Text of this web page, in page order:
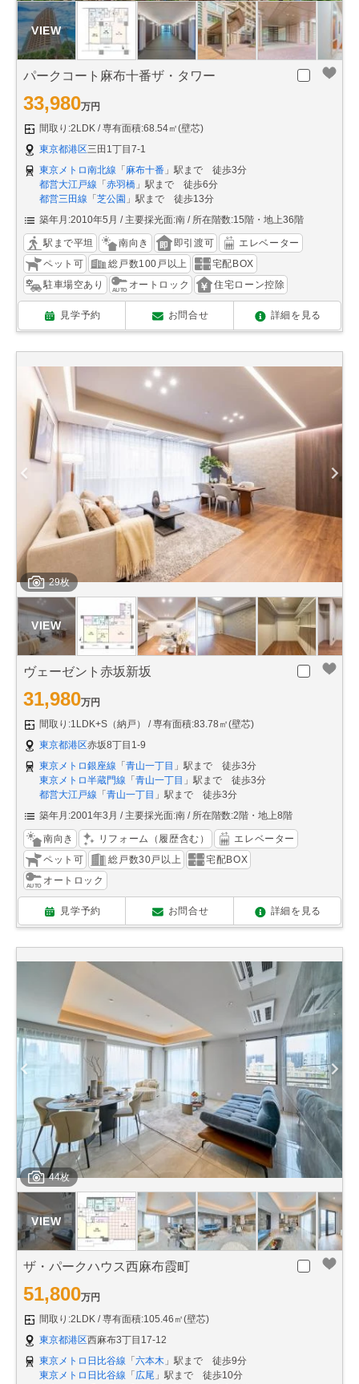
パークコート麻布十番ザ・タワー
33,980万円
間取り:2LDK
専有面積:68.54㎡(壁芯)
東京都港区三田1丁目7-1
東京メトロ南北線 「 麻布十番 」駅まで 徒歩3分
都営大江戸線 「 赤羽橋 」駅まで 徒歩6分
都営三田線 「 芝公園 」駅まで 徒歩13分
築年月:2010年5月
主要採光面:南 所在階数:15階・地上36階
駅まで平坦 南向き 即引渡可
エレベーター
ペット可
総戸数100戸以上
宅配BOX
駐車場空あり
オートロック 住宅ローン控除
見学予約 お問合せ 詳細を見る
29枚
ヴェーゼント赤坂新坂
31,980万円
間取り:1LDK+S（納戸）
専有面積:83.78㎡(壁芯)
東京都港区赤坂8丁目1-9
東京メトロ銀座線 「青山一丁目 」駅まで 徒歩3分
東京メトロ半蔵門線 「青山一丁目 」駅まで 徒歩3分
都営大江戸線 「青山一丁目 」駅まで 徒歩3分
築年月:2001年3月
主要採光面:南 所在階数:2階・地上8階
南向き リフォーム（履歴含む）
エレベーター
ペット可
総戸数30戸以上
宅配BOX
オートロック
見学予約 お問合せ 詳細を見る
44枚
ザ・パークハウス西麻布霞町
51,800万円
間取り:2LDK
専有面積:105.46㎡(壁芯)
東京都港区西麻布3丁目17-12
東京メトロ日比谷線 「 六本木 」駅まで 徒歩9分
東京メトロ日比谷線 「 広尾 」駅まで 徒歩10分